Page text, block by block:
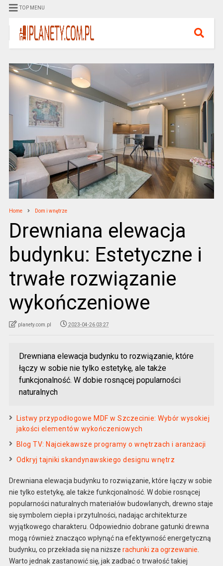
TOP MENU
Home Dom i wnętrze
Drewniana elewacja
budynku: Estetyczne i
trwałe rozwiązanie
wykończeniowe
planety.com.pl 2023-04-26 03:27
Drewniana elewacja budynku to rozwiązanie, które
łączy w sobie nie tylko estetykę, ale także
funkcjonalność. W dobie rosnącej popularności
naturalnych
Listwy przypodłogowe MDF w Szczecinie: Wybór wysokiej
jakości elementów wykończeniowych
Blog TV: Najciekawsze programy o wnętrzach i aranżacji
Odkryj tajniki skandynawskiego designu wnętrz
Drewniana elewacja budynku to rozwiązanie, które łączy w sobie
nie tylko estetykę, ale także funkcjonalność. W dobie rosnącej
popularności naturalnych materiałów budowlanych, drewno staje
się symbolem ciepła i przytulności, nadając architekturze
wyjątkowego charakteru. Odpowiednio dobrane gatunki drewna
mogą również znacząco wpłynąć na efektywność energetyczną
budynku, co przekłada się na niższe rachunki za ogrzewanie.
Warto jednak zastanowić się, jak zadbać o trwałość takiej